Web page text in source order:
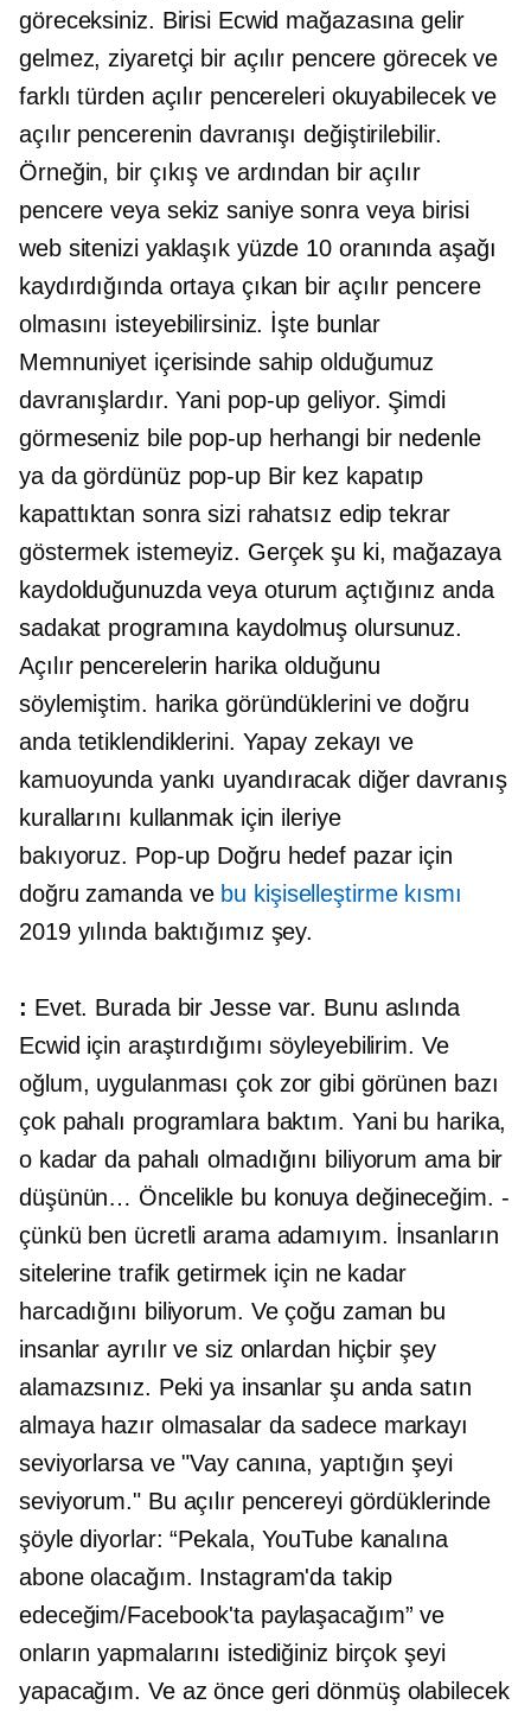
göreceksiniz. Birisi Ecwid mağazasına gelir
gelmez, ziyaretçi bir açılır pencere görecek ve
farklı türden açılır pencereleri okuyabilecek ve
açılır pencerenin davranışı değiştirilebilir.
Örneğin, bir çıkış ve ardından bir açılır
pencere veya sekiz saniye sonra veya birisi
web sitenizi yaklaşık yüzde 10 oranında aşağı
kaydırdığında ortaya çıkan bir açılır pencere
olmasını isteyebilirsiniz. İşte bunlar
Memnuniyet içerisinde sahip olduğumuz
davranışlardır. Yani pop-up geliyor. Şimdi
görmeseniz bile pop-upherhangi bir nedenle
ya da gördünüz pop-upBir kez kapatıp
kapattıktan sonra sizi rahatsız edip tekrar
göstermek istemeyiz. Gerçek şu ki, mağazaya
kaydolduğunuzda veya oturum açtığınız anda
sadakat programına kaydolmuş olursunuz.
Açılır pencerelerin harika olduğunu
söylemiştim. harika göründüklerini ve doğru
anda tetiklendiklerini. Yapay zekayı ve
kamuoyunda yankı uyandıracak diğer davranış
kurallarını kullanmak için ileriye
bakıyoruz. Pop-up Doğru hedef pazar için
doğru zamanda ve bu kişiselleştirme kısmı
2019 yılında baktığımız şey.
: Evet. Burada bir Jesse var. Bunu aslında
Ecwid için araştırdığımı söyleyebilirim. Ve
oğlum, uygulanması çok zor gibi görünen bazı
çok pahalı programlara baktım. Yani bu harika,
o kadar da pahalı olmadığını biliyorum ama bir
düşünün… Öncelikle bu konuya değineceğim. -
çünkü ben ücretli arama adamıyım. İnsanların
sitelerine trafik getirmek için ne kadar
harcadığını biliyorum. Ve çoğu zaman bu
insanlar ayrılır ve siz onlardan hiçbir şey
alamazsınız. Peki ya insanlar şu anda satın
almaya hazır olmasalar da sadece markayı
seviyorlarsa ve "Vay canına, yaptığın şeyi
seviyorum." Bu açılır pencereyi gördüklerinde
şöyle diyorlar: “Pekala, YouTube kanalına
abone olacağım. Instagram'da takip
edeceğim/Facebook'ta paylaşacağım” ve
onların yapmalarını istediğiniz birçok şeyi
yapacağım. Ve az önce geri dönmüş olabilecek